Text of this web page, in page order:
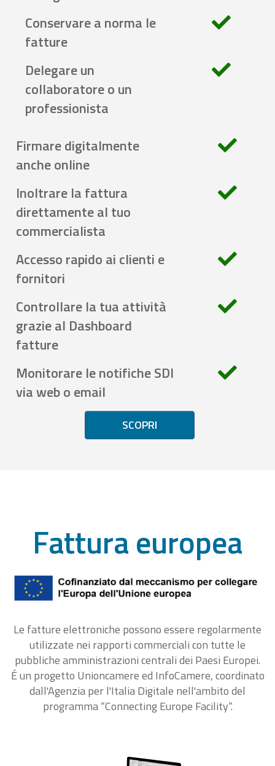
Conservare a norma le
fatture
Delegare un
collaboratore o un
professionista
Firmare digitalmente
anche online
Inoltrare la fattura
direttamente al tuo
commercialista
Accesso rapido ai clienti e
fornitori
Controllare la tua attività
grazie al Dashboard
fatture
Monitorare le notifiche SDI
via web o email
SCOPRI
Fattura europea
Le fatture elettroniche possono essere regolarmente
utilizzate nei rapporti commerciali con tutte le
pubbliche amministrazioni centrali dei Paesi Europei.
É un progetto Unioncamere ed InfoCamere, coordinato
dall'Agenzia per l'Italia Digitale nell'ambito del
programma “Connecting Europe Facility“.